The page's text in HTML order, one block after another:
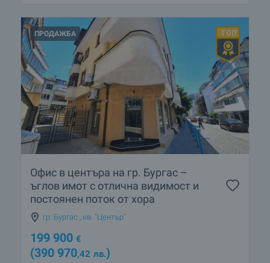
ПРОДАЖБА
Офис в центъра на гр. Бургас –
ъглов имот с отлична видимост и
постоянен поток от хора
гр. Бургас кв. "Център"
199 900 €
(390 970,42 лв.)